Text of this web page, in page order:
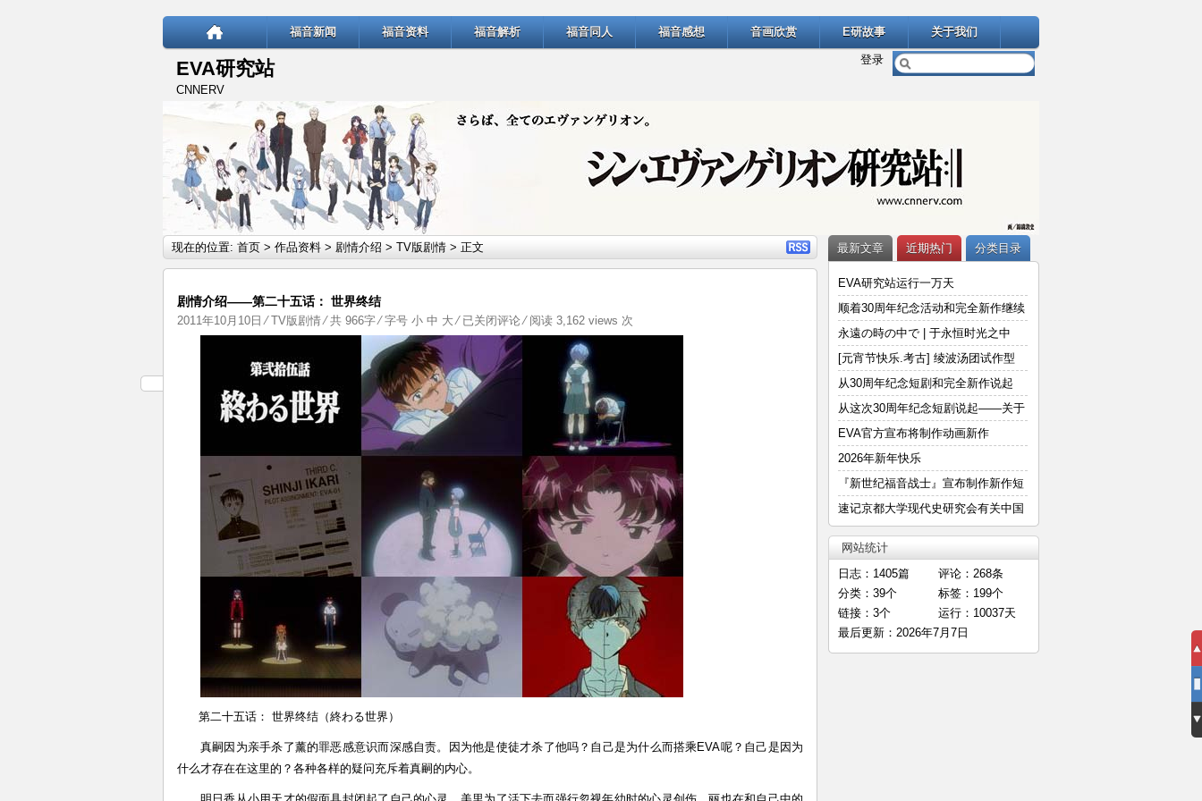
福音新闻 福音资料 福音解析 福音同人 福音感想 音画欣赏 E研故事 关于我们
登录
EVA研究站
CNNERV
现在的位置: 首页 > 作品资料 > 剧情介绍 > TV版剧情 > 正文
剧情介绍——第二十五话： 世界终结
2011年10月10日 ⁄TV版剧情⁄ 共 966字 ⁄ 字号 小 中 大 ⁄ 剧
情
介
绍
——
十
话：
世
界
终
结
已关闭评论⁄ 阅读 3,162 views 次
第二十五话： 世界终结（終わる世界）
真嗣因为亲手杀了薰的罪恶感意识而深感自责。因为他是使徒才杀了他吗？自己是为什么而搭乘EVA呢？自己是因为
什么才存在在这里的？各种各样的疑问充斥着真嗣的内心。
最新文章 近期热门 分类目录
EVA研究站运行一万天
顺着30周年纪念活动和完全新作继续
说
永遠の時の中で | 于永恒时光之中
[元宵节快乐.考古] 绫波汤团试作型
从30周年纪念短剧和完全新作说起
—
从这次30周年纪念短剧说起——关于
明
EVA官方宣布将制作动画新作
2026年新年快乐
『新世纪福音战士』宣布制作新作短
篇
速记京都大学现代史研究会有关中国
E
网站统计
日志：1405篇
评论：268条
分类：39个
标签：199个
链接：3个
运行：10037天
最后更新：2026年7月7日